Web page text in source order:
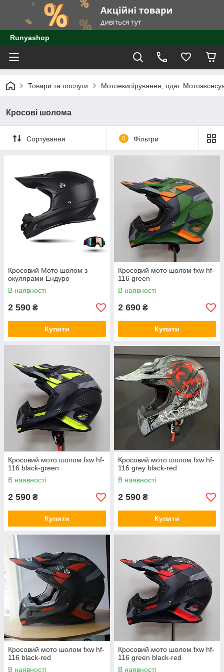
Runyashop
Товари та послуги Мотоекипірування, одяг.
Кросові шолома
Сортування 0 Фільтри
Кросовий Мото шолом з
окулярами Ендуро
В наявності
2 590 ₴
Купити
Кросовий мото шолом fxw hf-
116 green
В наявності
2 690 ₴
Купити
Кросовий мото шолом fxw hf-
116 black-green
В наявності
2 590 ₴
Купити
Кросовий мото шолом fxw hf-
116 grey black-red
В наявності
2 590 ₴
Купити
Кросовий мото шолом fxw hf-
116 black-red
В наявності
Кросовий мото шолом fxw hf-
116 green black-red
В наявності